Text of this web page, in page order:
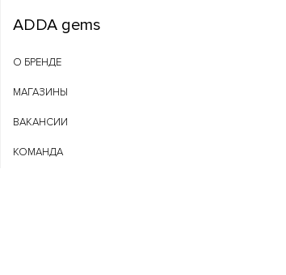
ADDA gems
О БРЕНДЕ
МАГАЗИНЫ
ВАКАНСИИ
КОМАНДА